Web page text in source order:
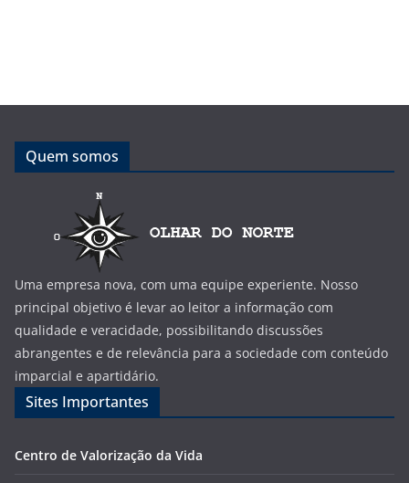
Quem somos
Uma empresa nova, com uma equipe experiente. Nosso
principal objetivo é levar ao leitor a informação com
qualidade e veracidade, possibilitando discussões
abrangentes e de relevância para a sociedade com conteúdo
imparcial e apartidário.
Sites Importantes
Centro de Valorização da Vida